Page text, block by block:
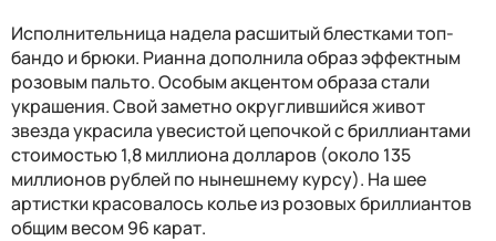
Исполнительница надела расшитый блестками топ-
бандо и брюки. Рианна дополнила образ эффектным
розовым пальто. Особым акцентом образа стали
украшения. Свой заметно округлившийся живот
звезда украсила увесистой цепочкой с бриллиантами
стоимостью 1,8 миллиона долларов (около 135
миллионов рублей по нынешнему курсу). На шее
артистки красовалось колье из розовых бриллиантов
общим весом 96 карат.